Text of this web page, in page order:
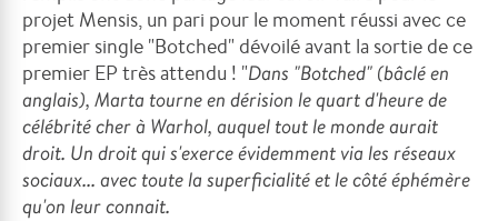
projet Mensis, un pari pour le moment réussi avec ce
premier single "Botched" dévoilé avant la sortie de ce
premier EP très attendu ! "Dans "Botched" (bâclé en
anglais), Marta tourne en dérision le quart d'heure de
célébrité cher à Warhol, auquel tout le monde aurait
droit. Un droit qui s'exerce évidemment via les réseaux
sociaux... avec toute la superficialité et le côté éphémère
qu'on leur connait.